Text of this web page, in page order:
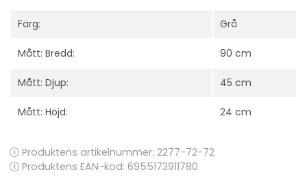
Färg: Grå
Mått: Bredd: 90 cm
Mått: Djup: 45 cm
Mått: Höjd: 24 cm
Produktens artikelnummer: 2277-72-72
Produktens EAN-kod: 6955173911780